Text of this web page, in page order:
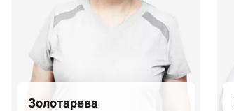
Золотарева